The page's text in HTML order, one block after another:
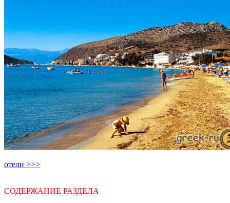
отели >>>
СОДЕРЖАНИЕ РАЗДЕЛА